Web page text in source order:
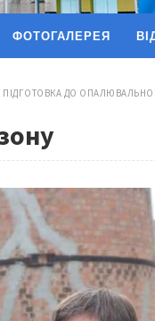
ФОТОГАЛЕРЕЯ
ПІДГОТОВКА ДО